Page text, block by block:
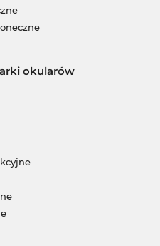
okularów